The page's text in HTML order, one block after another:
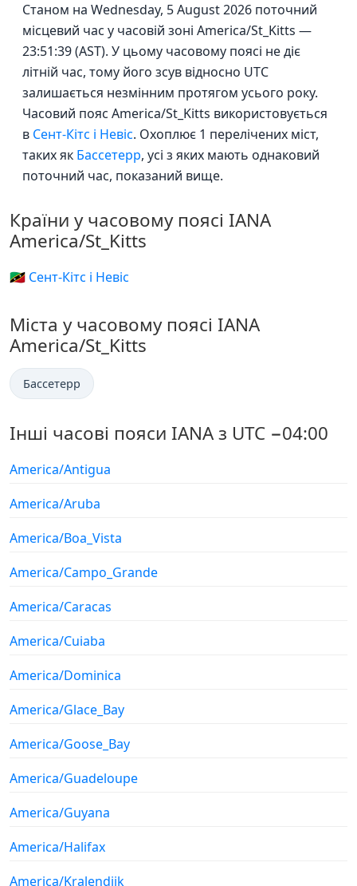
Станом на Wednesday, 5 August 2026 поточний
місцевий час у часовій зоні America/St_Kitts —
23:51:39 (AST). У цьому часовому поясі не діє
літній час, тому його зсув відносно UTC
залишається незмінним протягом усього року.
Часовий пояс America/St_Kitts використовується
в Сент-Кітс і Невіс. Охоплює 1 перелічених міст,
таких як Бассетерр, усі з яких мають однаковий
поточний час, показаний вище.
Країни у часовому поясі IANA
America/St_Kitts
🇰🇳 Сент-Кітс і Невіс
Міста у часовому поясі IANA
America/St_Kitts
Бассетерр
Інші часові пояси IANA з UTC −04:00
America/Antigua
America/Aruba
America/Boa_Vista
America/Campo_Grande
America/Caracas
America/Cuiaba
America/Dominica
America/Glace_Bay
America/Goose_Bay
America/Guadeloupe
America/Guyana
America/Halifax
America/Kralendijk